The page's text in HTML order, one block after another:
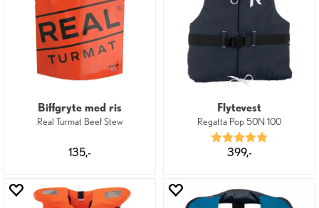
Biffgryte med ris
Real Turmat Beef Stew
135,-
Flytevest
Regatta Pop 50N 100
Karakter:
399,-